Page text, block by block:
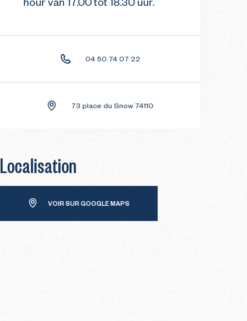
hour van 17.00 tot 18.30 uur.
04 50 74 07 22
73 place du Snow 74110
Localisation
VOIR SUR GOOGLE MAPS